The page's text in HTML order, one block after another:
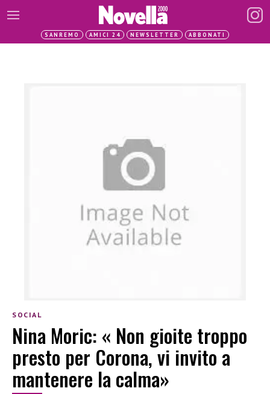
SANREMO AMICI 24 NEWSLETTER ABBONATI
SOCIAL
Nina Moric: « Non gioite troppo
presto per Corona, vi invito a
mantenere la calma»